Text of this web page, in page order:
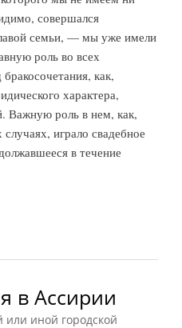
совершался
семьи, — мы уже имели
роль во всех
как,
характера,
Важную роль в нем, как,
играло свадебное
в течение
в Ассирии
или иной городской